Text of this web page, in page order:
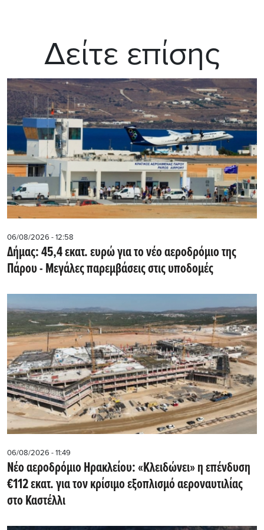
Δείτε επίσης
06/08/2026 - 12:58
Δήμας: 45,4 εκατ. ευρώ για το νέο αεροδρόμιο της
Πάρου - Μεγάλες παρεμβάσεις στις υποδομές
06/08/2026 - 11:49
Νέο αεροδρόμιο Ηρακλείου: «Κλειδώνει» η επένδυση
€112 εκατ. για τον κρίσιμο εξοπλισμό αεροναυτιλίας
στο Καστέλλι